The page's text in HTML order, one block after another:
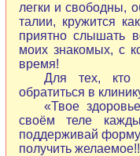
легки и свободны,
талии, кружится
приятно слышать
моих знакомых, с
время!
Для тех, кто
обратиться в
«Твое
своём теле
поддерживай
получить